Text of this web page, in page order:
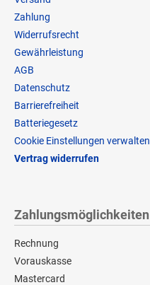
Zahlung
Widerrufsrecht
Gewährleistung
AGB
Datenschutz
Barrierefreiheit
Batteriegesetz
Cookie Einstellungen verwalten
Vertrag widerrufen
Zahlungsmöglichkeiten
Rechnung
Vorauskasse
Mastercard